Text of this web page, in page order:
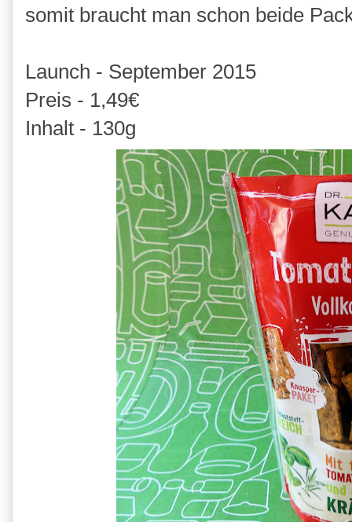
somit braucht man schon beide
Launch - September 2015
Preis - 1,49€
Inhalt - 130g